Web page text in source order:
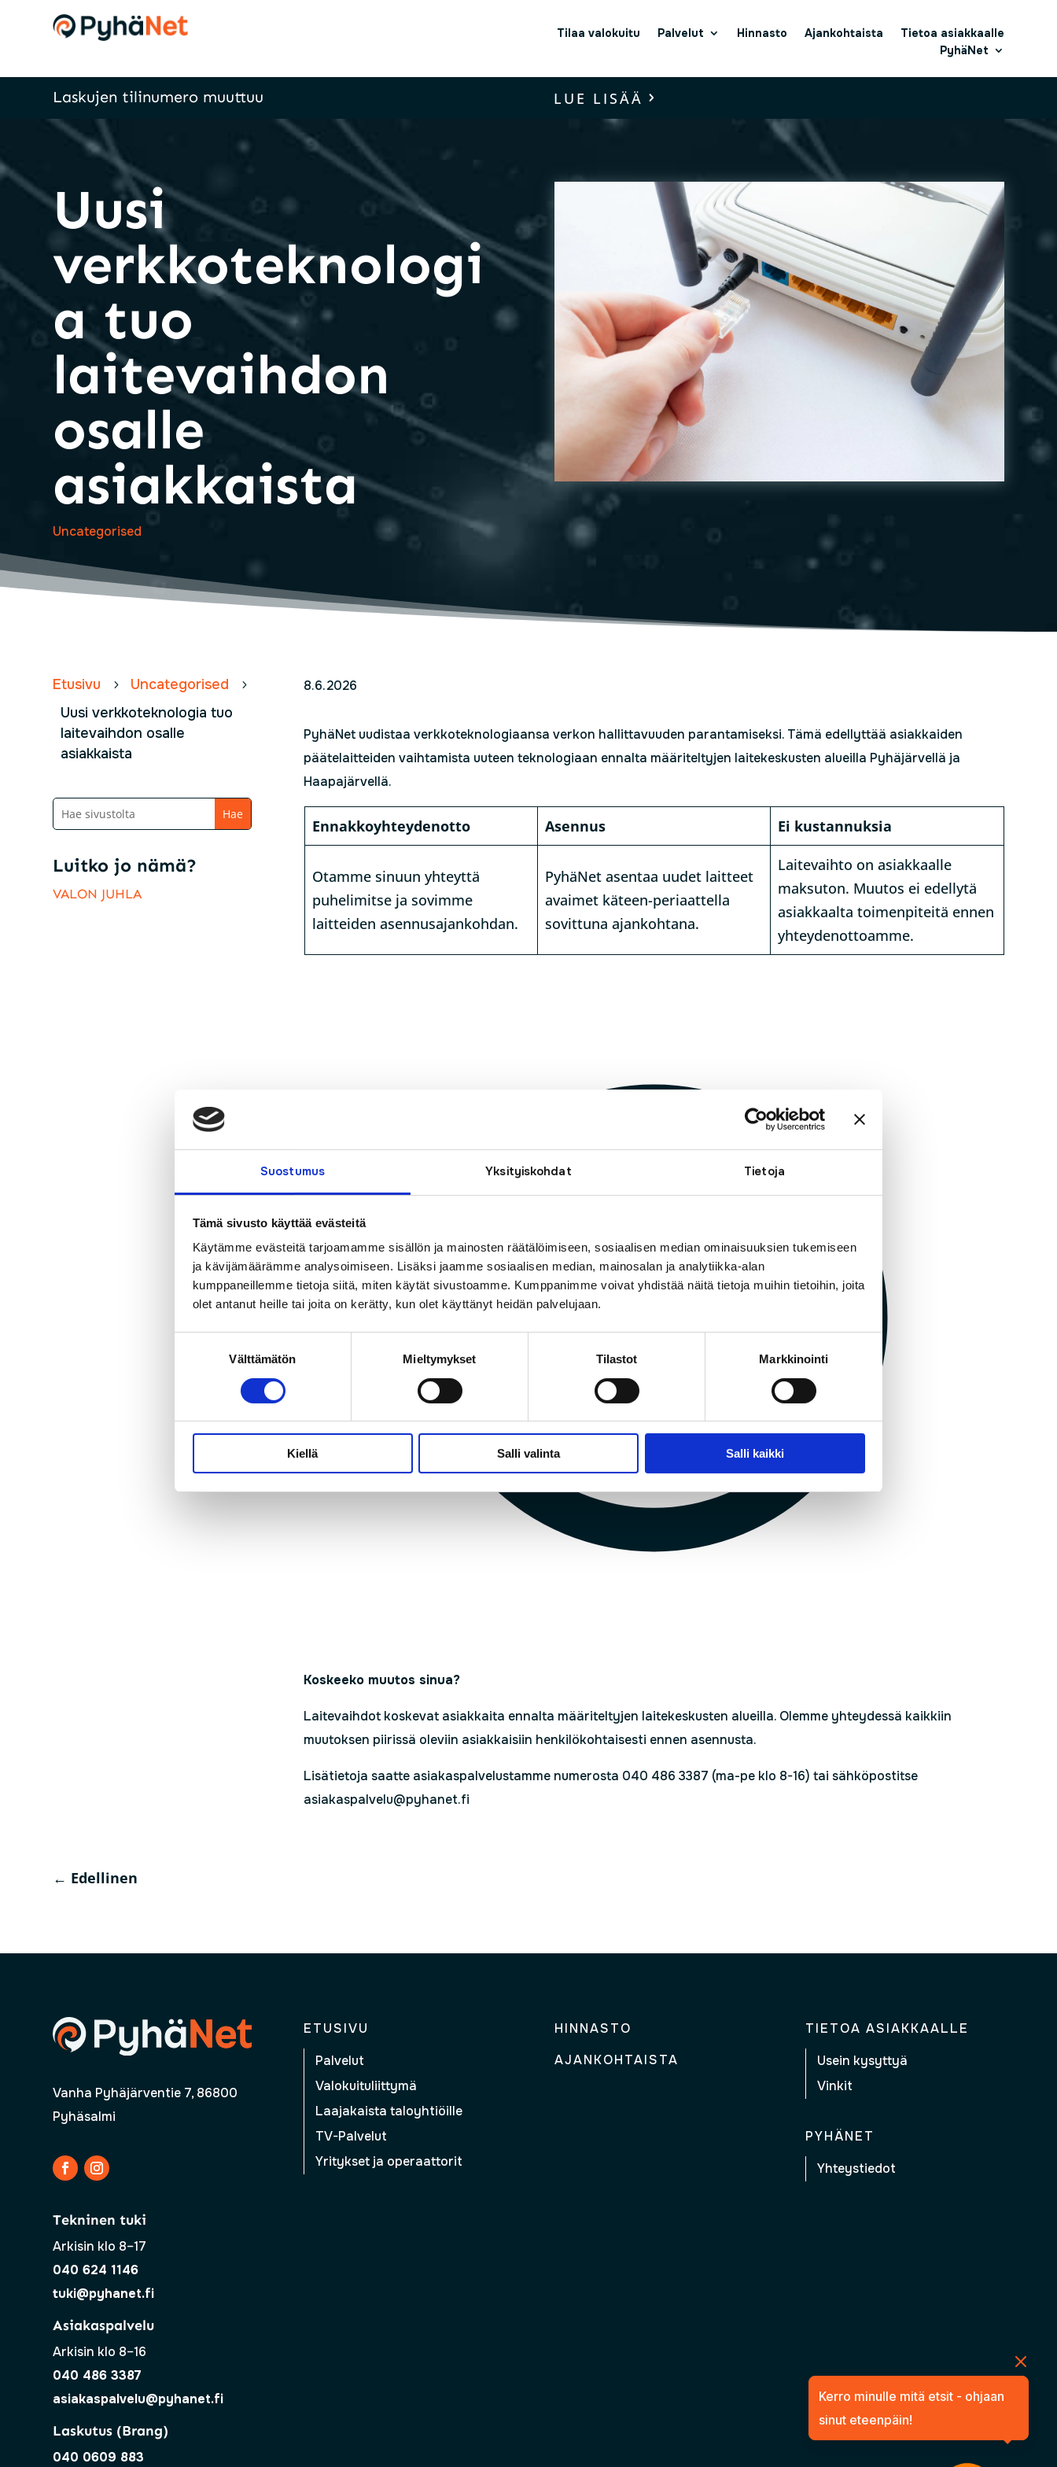
Suostumus Yksityiskohdat Tietoja
Tämä sivusto käyttää evästeitä
Käytämme evästeitä tarjoamamme sisällön ja mainosten räätälöimiseen, sosiaalisen median ominaisuuksien tukemiseen
ja kävijämäärämme analysoimiseen. Lisäksi jaamme sosiaalisen median, mainosalan ja analytiikka-alan
kumppaneillemme tietoja siitä, miten käytät sivustoamme. Kumppanimme voivat yhdistää näitä tietoja muihin tietoihin, joita
olet antanut heille tai joita on kerätty, kun olet käyttänyt heidän palvelujaan.
Välttämätön Mieltymykset Tilastot Markkinointi
Kiellä Salli valinta Salli kaikki
Kerro minulle mitä etsit - ohjaan
sinut eteenpäin!
Tilaa valokuitu Palvelut Hinnasto Ajankohtaista
Tietoa asiakkaalle
PyhäNet
Laskujen tilinumero muuttuu LUE LISÄÄ
Uusi
verkkoteknologi
a tuo
laitevaihdon
osalle
asiakkaista
Uncategorised
Etusivu 5 Uncategorised 5
Uusi verkkoteknologia tuo
laitevaihdon osalle
asiakkaista
Luitko jo nämä?
VALON JUHLA
8.6.2026
PyhäNet uudistaa verkkoteknologiaansa verkon hallittavuuden parantamiseksi. Tämä edellyttää asiakkaiden
päätelaitteiden vaihtamista uuteen teknologiaan ennalta määriteltyjen laitekeskusten alueilla Pyhäjärvellä ja
Haapajärvellä.
Ennakkoyhteydenotto Asennus Ei kustannuksia
Otamme sinuun yhteyttä
puhelimitse ja sovimme
laitteiden asennusajankohdan.
PyhäNet asentaa uudet laitteet
avaimet käteen-periaattella
sovittuna ajankohtana.
Laitevaihto on asiakkaalle
maksuton. Muutos ei edellytä
asiakkaalta toimenpiteitä ennen
yhteydenottoamme.
Koskeeko muutos sinua?
Laitevaihdot koskevat asiakkaita ennalta määriteltyjen laitekeskusten alueilla. Olemme yhteydessä kaikkiin
muutoksen piirissä oleviin asiakkaisiin henkilökohtaisesti ennen asennusta.
Lisätietoja saatte asiakaspalvelustamme numerosta 040 486 3387 (ma-pe klo 8-16) tai sähköpostitse
asiakaspalvelu@pyhanet.fi
← Edellinen
Vanha Pyhäjärventie 7, 86800
Pyhäsalmi
Tekninen tuki
Arkisin klo 8–17
040 624 1146
tuki@pyhanet.fi
Asiakaspalvelu
Arkisin klo 8–16
040 486 3387
asiakaspalvelu@pyhanet.fi
Laskutus (Brang)
040 0609 883
ETUSIVU
Palvelut
Valokuituliittymä
Laajakaista taloyhtiöille
TV-Palvelut
Yritykset ja operaattorit
HINNASTO
AJANKOHTAISTA
TIETOA ASIAKKAALLE
Usein kysyttyä
Vinkit
PYHÄNET
Yhteystiedot